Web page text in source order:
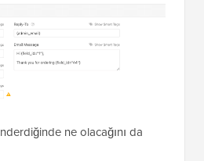
ne olacağını da